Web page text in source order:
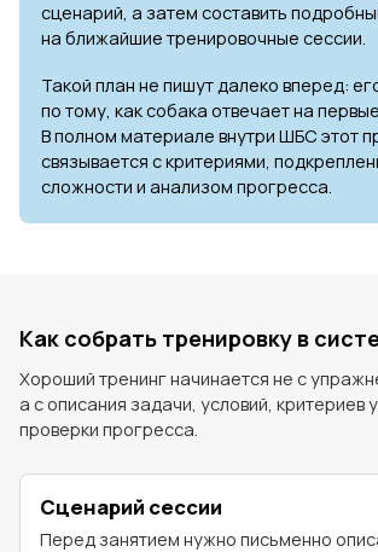
сценарий, а затем составить
на ближайшие тренировочные сессии.
Такой план не пишут далеко вперед:
по тому, как собака отвечает на
В полном материале внутри ШБС этот
связывается с критериями,
сложности и анализом прогресса.
Как собрать тренировку в
Хороший тренинг начинается не с
а с описания задачи, условий, критериев
проверки прогресса.
Сценарий сессии
Перед занятием нужно письменно